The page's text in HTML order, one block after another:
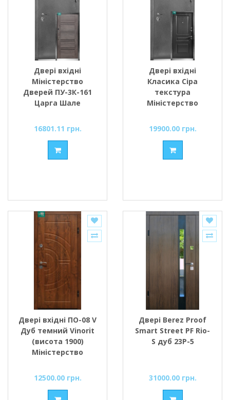
Двері вхідні
Міністерство
Дверей ПУ-3К-161
Царга Шале
16801.11 грн.
Двері вхідні
Класика Сіра
текстура
Міністерство
19900.00 грн.
Двері вхідні ПО-08 V
Дуб темний Vinorit
(висота 1900)
Міністерство
12500.00 грн.
Двері Berez Proof
Smart Street PF Rio-
S дуб 23P-5
31000.00 грн.